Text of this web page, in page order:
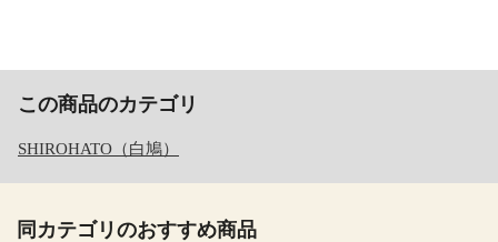
この商品のカテゴリ
SHIROHATO（白鳩）
同カテゴリのおすすめ商品